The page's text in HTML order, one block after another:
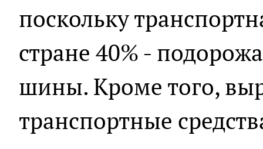
поскольку
стране 40% -
шины. Кроме того,
транспортные